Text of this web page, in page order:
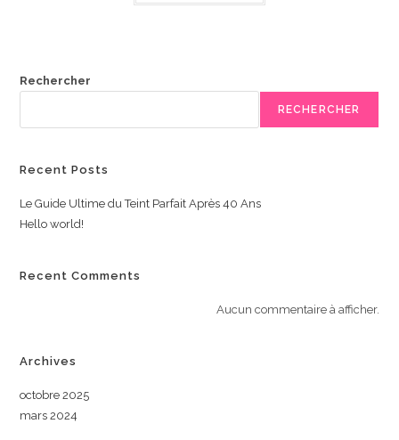
Rechercher
RECHERCHER
Recent Posts
Le Guide Ultime du Teint Parfait Après 40 Ans
Hello world!
Recent Comments
Aucun commentaire à afficher.
Archives
octobre 2025
mars 2024